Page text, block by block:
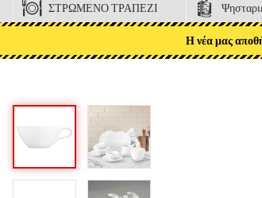
ΣΤΡΩΜΕΝΟ ΤΡΑΠΕΖΙ
Η νέα μας